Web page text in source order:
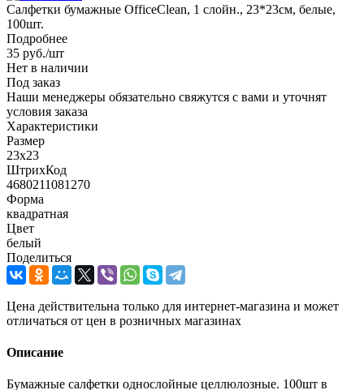
Салфетки бумажные OfficeClean, 1 слойн., 23*23см, белые,
100шт.
Подробнее
35 руб./шт
Нет в наличии
Под заказ
Наши менеджеры обязательно свяжутся с вами и уточнят
условия заказа
Характеристики
Размер
23x23
ШтрихКод
4680211081270
Форма
квадратная
Цвет
белый
Поделиться
Цена действительна только для интернет-магазина и может
отличаться от цен в розничных магазинах
Описание
Бумажные салфетки однослойные целлюлозные. 100шт в